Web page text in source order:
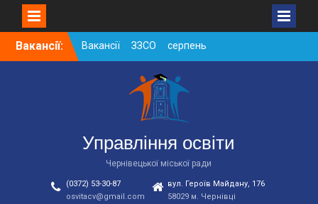
SkipВакансії:
Вакансії ЗЗСО серпень
2026
Вакансії ЗЗСО червень
Вакансії у ЗДО та
дошкільних підрозділах
ЗЗСО станом на
01.08.2026 р.
Управління освіти
Чернівецької міської ради
(0372) 53-30-87
osvitacv@gmail.com
вул. Героїв Майдану, 176
58029 м. Чернівці